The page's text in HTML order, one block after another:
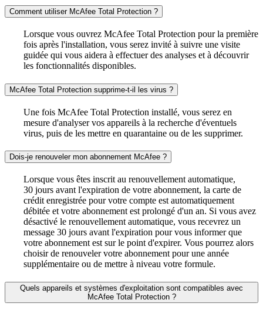
Comment utiliser McAfee Total Protection ?
Lorsque vous ouvrez McAfee Total Protection pour la première
fois après l'installation, vous serez invité à suivre une visite
guidée qui vous aidera à effectuer des analyses et à découvrir
les fonctionnalités disponibles.
McAfee Total Protection supprime-t-il les virus ?
Une fois McAfee Total Protection installé, vous serez en
mesure d'analyser vos appareils à la recherche d'éventuels
virus, puis de les mettre en quarantaine ou de les supprimer.
Dois-je renouveler mon abonnement McAfee ?
Lorsque vous êtes inscrit au renouvellement automatique,
30 jours avant l'expiration de votre abonnement, la carte de
crédit enregistrée pour votre compte est automatiquement
débitée et votre abonnement est prolongé d'un an. Si vous avez
désactivé le renouvellement automatique, vous recevrez un
message 30 jours avant l'expiration pour vous informer que
votre abonnement est sur le point d'expirer. Vous pourrez alors
choisir de renouveler votre abonnement pour une année
supplémentaire ou de mettre à niveau votre formule.
Quels appareils et systèmes d'exploitation sont compatibles avec
McAfee Total Protection ?